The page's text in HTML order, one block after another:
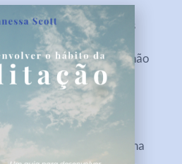
em suas vidas
mentais e porque você não
por nascença
próprio e da confiança na